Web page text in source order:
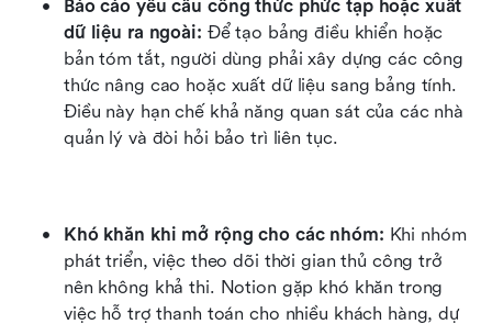
Báo cáo yêu cầu công thức phức tạp hoặc xuất
dữ liệu ra ngoài: Để tạo bảng điều khiển hoặc
bản tóm tắt, người dùng phải xây dựng các công
thức nâng cao hoặc xuất dữ liệu sang bảng tính.
Điều này hạn chế khả năng quan sát của các nhà
quản lý và đòi hỏi bảo trì liên tục.
Khó khăn khi mở rộng cho các nhóm: Khi nhóm
phát triển, việc theo dõi thời gian thủ công trở
nên không khả thi. Notion gặp khó khăn trong
việc hỗ trợ thanh toán cho nhiều khách hàng, dự